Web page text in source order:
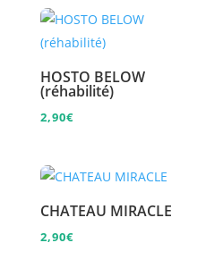
HOSTO BELOW
(réhabilité)
2,90€
CHATEAU MIRACLE
2,90€